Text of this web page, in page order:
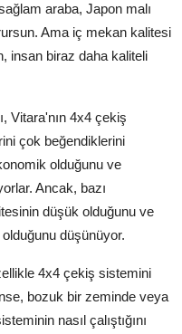
araba, Japon malı
Ama iç mekan kalitesi
insan biraz daha kaliteli
Vitara'nın 4x4 çekiş
çok beğendiklerini
olduğunu ve
Ancak, bazı
düşük olduğunu ve
düşünüyor.
4x4 çekiş sistemini
bozuk bir zeminde veya
nasıl çalıştığını